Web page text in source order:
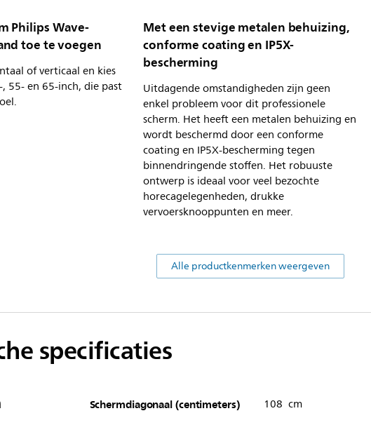
Philips Wave-
toe te voegen
of verticaal en kies
55- en 65-inch, die past
Met een stevige metalen behuizing,
conforme coating en IP5X-
bescherming
Uitdagende omstandigheden zijn geen
enkel probleem voor dit professionele
scherm. Het heeft een metalen behuizing en
wordt beschermd door een conforme
coating en IP5X-bescherming tegen
binnendringende stoffen. Het robuuste
ontwerp is ideaal voor veel bezochte
horecagelegenheden, drukke
vervoersknooppunten en meer.
Alle productkenmerken weergeven
specificaties
Schermdiagonaal (centimeters) 108 cm